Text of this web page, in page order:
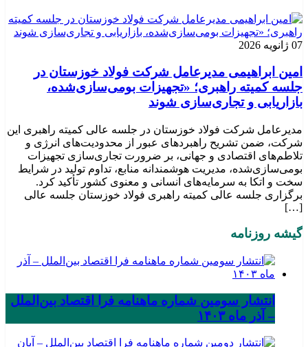
07 ژانویه 2026
امین ابراهیمی مدیرعامل شرکت فولاد خوزستان در
جلسه کمیته راهبری؛ «تجهیزات بومی‌سازی‌شده،
بازاریابی و تجاری‌سازی شوند
مدیرعامل شرکت فولاد خوزستان در جلسه عالی کمیته راهبری این
شرکت، ضمن تشریح راهبردهای عبور از محدودیت‌های انرژی و
تلاطم‌های اقتصادی و جهانی، بر ضرورت تجاری‌سازی تجهیزات
بومی‌سازی‌شده، مدیریت هوشمندانه منابع، تداوم تولید در شرایط
سخت و اتکا به سرمایه‌های انسانی و معنوی کشور تأکید کرد.
برگزاری جلسه عالی کمیته راهبری فولاد خوزستان جلسه عالی
[…]
گیشه روزنامه
انتشار سومین شماره ماهنامه فرا اقتصاد بین‌الملل
– آذر ماه ۱۴۰۳